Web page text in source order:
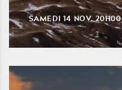
SAMEDI 14 NOV.20H00